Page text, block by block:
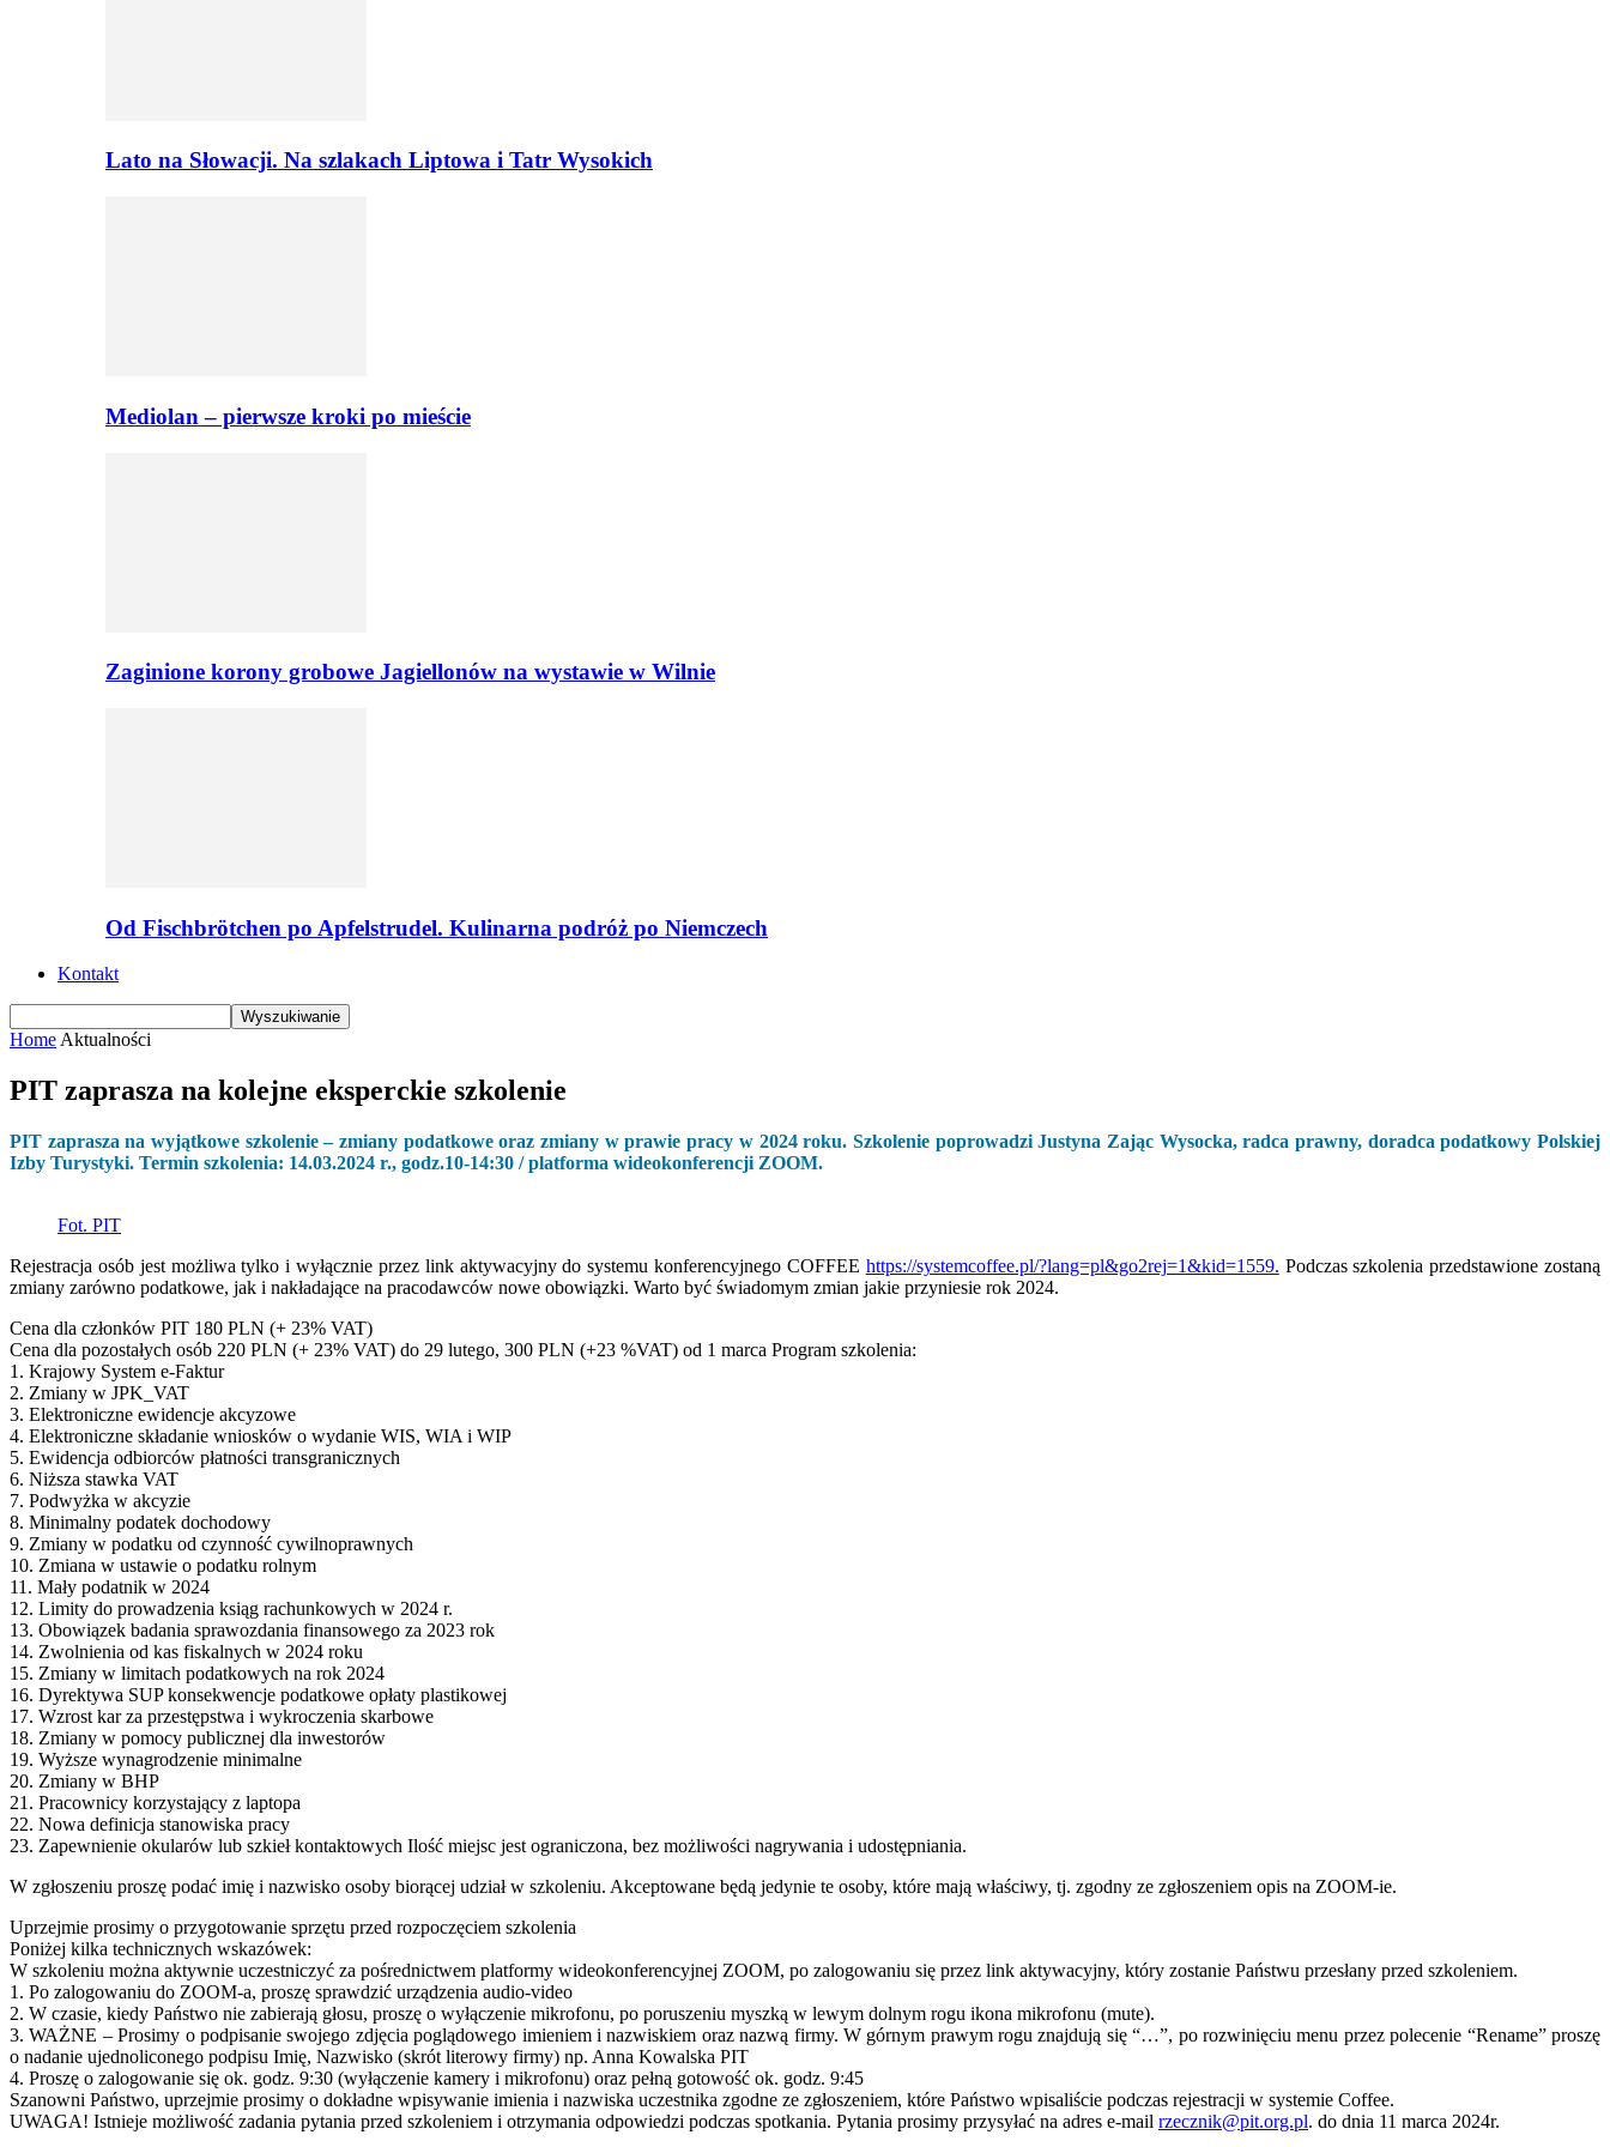
Lato na Słowacji. Na szlakach Liptowa i Tatr Wysokich
Mediolan – pierwsze kroki po mieście
Zaginione korony grobowe Jagiellonów na wystawie w Wilnie
Od Fischbrötchen po Apfelstrudel. Kulinarna podróż po Niemczech
Kontakt
Home Aktualności
PIT zaprasza na kolejne eksperckie szkolenie
PIT zaprasza na wyjątkowe szkolenie – zmiany podatkowe oraz zmiany w prawie pracy w 2024 roku. Szkolenie poprowadzi Justyna Zając Wysocka, radca prawny, doradca podatkowy Polskiej
Izby Turystyki. Termin szkolenia: 14.03.2024 r., godz.10-14:30 / platforma wideokonferencji ZOOM.
Fot. PIT
Rejestracja osób jest możliwa tylko i wyłącznie przez link aktywacyjny do systemu konferencyjnego COFFEE https://systemcoffee.pl/?lang=pl&go2rej=1&kid=1559. Podczas szkolenia przedstawione zostaną
zmiany zarówno podatkowe, jak i nakładające na pracodawców nowe obowiązki. Warto być świadomym zmian jakie przyniesie rok 2024.
Cena dla członków PIT 180 PLN (+ 23% VAT)
Cena dla pozostałych osób 220 PLN (+ 23% VAT) do 29 lutego, 300 PLN (+23 %VAT) od 1 marca Program szkolenia:
1. Krajowy System e-Faktur
2. Zmiany w JPK_VAT
3. Elektroniczne ewidencje akcyzowe
4. Elektroniczne składanie wniosków o wydanie WIS, WIA i WIP
5. Ewidencja odbiorców płatności transgranicznych
6. Niższa stawka VAT
7. Podwyżka w akcyzie
8. Minimalny podatek dochodowy
9. Zmiany w podatku od czynność cywilnoprawnych
10. Zmiana w ustawie o podatku rolnym
11. Mały podatnik w 2024
12. Limity do prowadzenia ksiąg rachunkowych w 2024 r.
13. Obowiązek badania sprawozdania finansowego za 2023 rok
14. Zwolnienia od kas fiskalnych w 2024 roku
15. Zmiany w limitach podatkowych na rok 2024
16. Dyrektywa SUP konsekwencje podatkowe opłaty plastikowej
17. Wzrost kar za przestępstwa i wykroczenia skarbowe
18. Zmiany w pomocy publicznej dla inwestorów
19. Wyższe wynagrodzenie minimalne
20. Zmiany w BHP
21. Pracownicy korzystający z laptopa
22. Nowa definicja stanowiska pracy
23. Zapewnienie okularów lub szkieł kontaktowych Ilość miejsc jest ograniczona, bez możliwości nagrywania i udostępniania.
W zgłoszeniu proszę podać imię i nazwisko osoby biorącej udział w szkoleniu. Akceptowane będą jedynie te osoby, które mają właściwy, tj. zgodny ze zgłoszeniem opis na ZOOM-ie.
Uprzejmie prosimy o przygotowanie sprzętu przed rozpoczęciem szkolenia
Poniżej kilka technicznych wskazówek:
W szkoleniu można aktywnie uczestniczyć za pośrednictwem platformy wideokonferencyjnej ZOOM, po zalogowaniu się przez link aktywacyjny, który zostanie Państwu przesłany przed szkoleniem.
1. Po zalogowaniu do ZOOM-a, proszę sprawdzić urządzenia audio-video
2. W czasie, kiedy Państwo nie zabierają głosu, proszę o wyłączenie mikrofonu, po poruszeniu myszką w lewym dolnym rogu ikona mikrofonu (mute).
3. WAŻNE – Prosimy o podpisanie swojego zdjęcia poglądowego imieniem i nazwiskiem oraz nazwą firmy. W górnym prawym rogu znajdują się “…”, po rozwinięciu menu przez polecenie “Rename” proszę
o nadanie ujednoliconego podpisu Imię, Nazwisko (skrót literowy firmy) np. Anna Kowalska PIT
4. Proszę o zalogowanie się ok. godz. 9:30 (wyłączenie kamery i mikrofonu) oraz pełną gotowość ok. godz. 9:45
Szanowni Państwo, uprzejmie prosimy o dokładne wpisywanie imienia i nazwiska uczestnika zgodne ze zgłoszeniem, które Państwo wpisaliście podczas rejestracji w systemie Coffee.
UWAGA! Istnieje możliwość zadania pytania przed szkoleniem i otrzymania odpowiedzi podczas spotkania. Pytania prosimy przysyłać na adres e-mail rzecznik@pit.org.pl. do dnia 11 marca 2024r.